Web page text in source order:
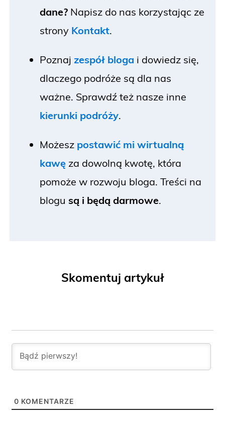
dane? Napisz do nas korzystając ze
strony Kontakt.
Poznaj zespół bloga i dowiedz się,
dlaczego podróże są dla nas
ważne. Sprawdź też nasze inne
kierunki podróży.
Możesz postawić mi wirtualną
kawę za dowolną kwotę, która
pomoże w rozwoju bloga. Treści na
blogu są i będą darmowe.
Skomentuj artykuł
0 KOMENTARZE